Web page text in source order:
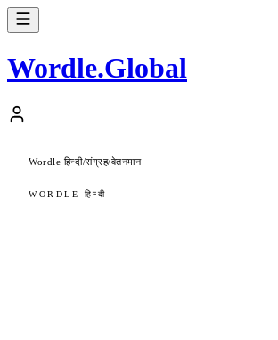
Wordle.Global
Wordle हिन्दी/संग्रह/वेतनमान
WORDLE हिन्दी